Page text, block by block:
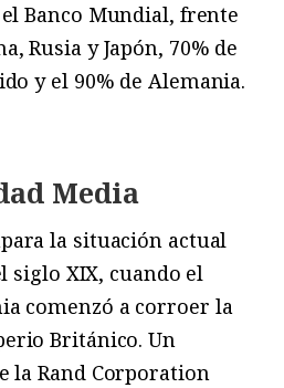
Banco Mundial, frente
Rusia y Japón, 70% de
y el 90% de Alemania.
Media
la situación actual
siglo XIX, cuando el
comenzó a corroer la
Británico. Un
la Rand Corporation